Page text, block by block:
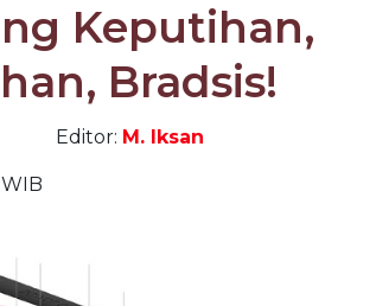
Keputihan,
Bradsis!
Editor: M. Iksan
WIB